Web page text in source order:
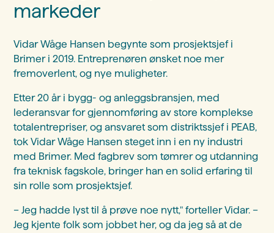
markeder
Vidar Wåge Hansen begynte som prosjektsjef i
Brimer i 2019. Entreprenøren ønsket noe mer
fremoverlent, og nye muligheter.
Etter 20 år i bygg- og anleggsbransjen, med
lederansvar for gjennomføring av store komplekse
totalentrepriser, og ansvaret som distriktssjef i PEAB,
tok Vidar Wåge Hansen steget inn i en ny industri
med Brimer. Med fagbrev som tømrer og utdanning
fra teknisk fagskole, bringer han en solid erfaring til
sin rolle som prosjektsjef.
– Jeg hadde lyst til å prøve noe nytt," forteller Vidar. –
Jeg kjente folk som jobbet her, og da jeg så at de